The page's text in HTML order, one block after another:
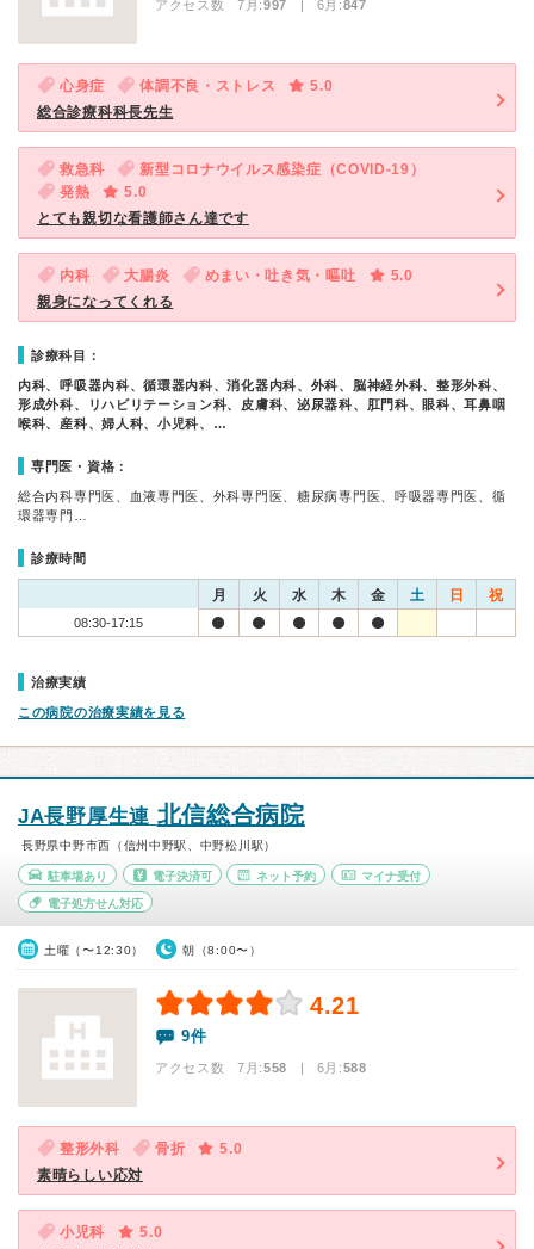
アクセス数 7月:997 | 6月:847
心身症 体調不良・ストレス
5.0
総合診療科科長先生
救急科
新型コロナウイルス感染症（COVID-19）
発熱
5.0
とても親切な看護師さん達です
内科 大腸炎 めまい・吐き気・嘔吐
5.0
親身になってくれる
診療科目：
内科、呼吸器内科、循環器内科、消化器内科、外科、脳神経外科、整形外科、
形成外科、リハビリテーション科、皮膚科、泌尿器科、肛門科、眼科、耳鼻咽
喉科、産科、婦人科、小児科、…
専門医・資格：
総合内科専門医、血液専門医、外科専門医、糖尿病専門医、呼吸器専門医、循
環器専門…
診療時間
月 火 水 木 金 土 日 祝
08:30-17:15
治療実績
この病院の治療実績を見る
JA長野厚生連 北信総合病院
長野県中野市西（信州中野駅、中野松川駅）
駐車場あり 電子決済可 ネット予約 マイナ受付
電子処方せん対応
土曜（〜12:30） 朝（8:00〜）
4.21
9件
アクセス数 7月:558 | 6月:588
整形外科 骨折
5.0
素晴らしい応対
小児科
5.0